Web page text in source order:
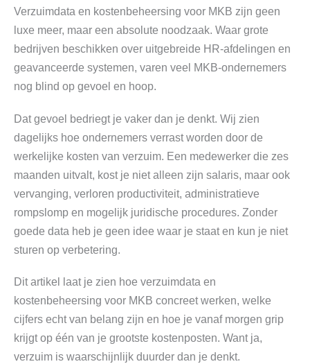
Verzuimdata en kostenbeheersing voor MKB zijn geen
luxe meer, maar een absolute noodzaak. Waar grote
bedrijven beschikken over uitgebreide HR-afdelingen en
geavanceerde systemen, varen veel MKB-ondernemers
nog blind op gevoel en hoop.
Dat gevoel bedriegt je vaker dan je denkt. Wij zien
dagelijks hoe ondernemers verrast worden door de
werkelijke kosten van verzuim. Een medewerker die zes
maanden uitvalt, kost je niet alleen zijn salaris, maar ook
vervanging, verloren productiviteit, administratieve
rompslomp en mogelijk juridische procedures. Zonder
goede data heb je geen idee waar je staat en kun je niet
sturen op verbetering.
Dit artikel laat je zien hoe verzuimdata en
kostenbeheersing voor MKB concreet werken, welke
cijfers echt van belang zijn en hoe je vanaf morgen grip
krijgt op één van je grootste kostenposten. Want ja,
verzuim is waarschijnlijk duurder dan je denkt.